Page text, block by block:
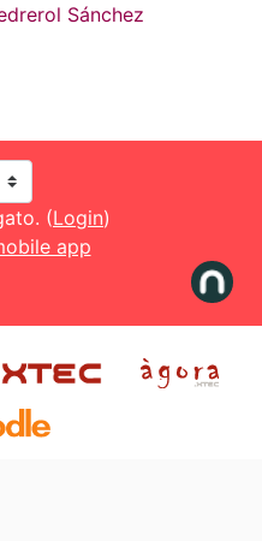
Sánchez
(Login)
app